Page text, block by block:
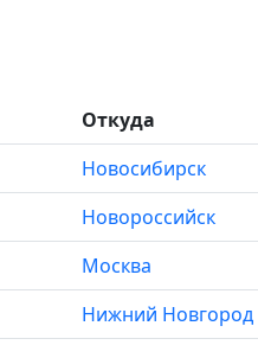
Откуда
Новосибирск
Новороссийск
Москва
Нижний Новгород